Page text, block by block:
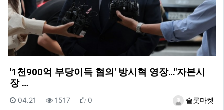
'1천900억 부당이득 혐의' 방시혁 영장…"자본시
장 …
등록자슬롯마켓
등록일
04.21 조회
1517 추천
0